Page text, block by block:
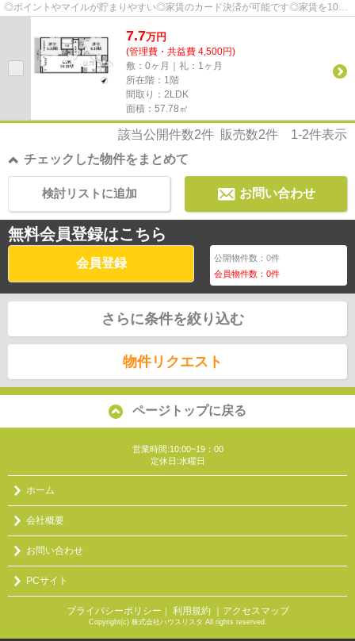
◎ポイントやマイルが貯まりやすい◎家賃のカード決済が可能です◎家賃を10万
7.7万円
(管理費・共益費 4,500円)
敷：0ヶ月｜礼：1ヶ月
所在階：1階
間取り：2LDK
面積：57.78㎡
該当公開件数2件 販売数2件 1-2件表示
チェックした物件をまとめて
お問い合わせ
検討リストに追加
無料会員登録はこちら
会員登録 公開物件数：0件
会員物件数：0件
さらに条件を絞り込む
物件リクエスト
ページトップに戻る
営業時間:10:00~19：00
定休日:水曜日
ホーム
会社概要
お問い合わせ
PCサイト
プライバシーポリシー ｜ 利用規約 ｜アクセスマップ
Copyright(c) 株式会社ハウスリスタ All rights reserved.